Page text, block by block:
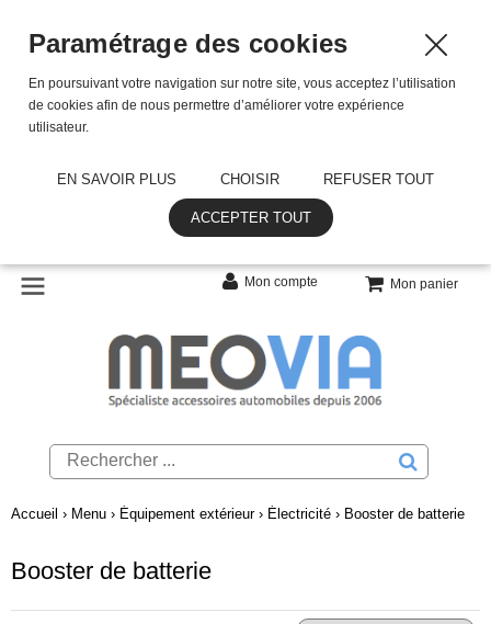
Mon compte Mon panier
Accueil › Menu › Équipement extérieur› Électricité › Booster de batterie
Booster de batterie
Paramétrage des cookies
En poursuivant votre navigation sur notre site, vous acceptez l’utilisation
de cookies afin de nous permettre d’améliorer votre expérience
utilisateur.
EN SAVOIR PLUS CHOISIR REFUSER TOUT
ACCEPTER TOUT